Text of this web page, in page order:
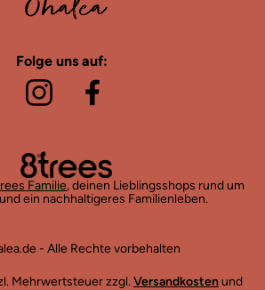
Folge uns auf:
Familie, deinen Lieblingsshops rund um
ein nachhaltigeres Familienleben.
- Alle Rechte vorbehalten
Mehrwertsteuer zzgl. Versandkostenund